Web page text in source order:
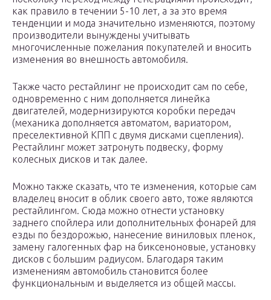
как правило в течении 5-10 лет, а за это время
тенденции и мода значительно изменяются, поэтому
производители вынуждены учитывать
многочисленные пожелания покупателей и вносить
изменения во внешность автомобиля.
Также часто рестайлинг не происходит сам по себе,
одновременно с ним дополняется линейка
двигателей, модернизируются коробки передач
(механика дополняется автоматом, вариатором,
преселективной КПП с двумя дисками сцепления).
Рестайлинг может затронуть подвеску, форму
колесных дисков и так далее.
Можно также сказать, что те изменения, которые сам
владелец вносит в облик своего авто, тоже являются
рестайлингом. Сюда можно отнести установку
заднего спойлера или дополнительных фонарей для
езды по бездорожью, нанесение виниловых пленок,
замену галогенных фар на биксеноновые, установку
дисков с большим радиусом. Благодаря таким
изменениям автомобиль становится более
функциональным и выделяется из общей массы.